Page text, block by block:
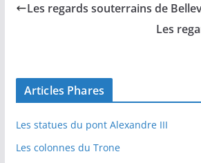
Les regards souterrains de
Les
Articles Phares
Les statues du pont Alexandre III
Les colonnes du Trone